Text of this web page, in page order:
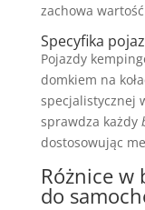
zachowa
Specyfika
Pojazdy
domkiem na
specjalistycznej
sprawdza każdy
dostosowując
Różnice
do